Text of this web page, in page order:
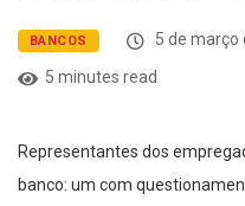
BANCOS 5 de março
5 minutes read
Representantes dos
banco: um com